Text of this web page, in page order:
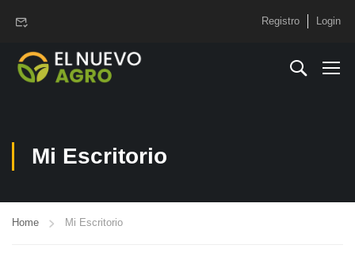
Registro Login
Mi Escritorio
Home Mi Escritorio